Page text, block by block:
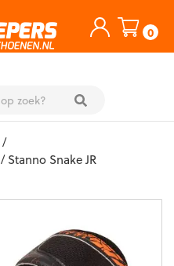
0
/
/ Stanno Snake JR